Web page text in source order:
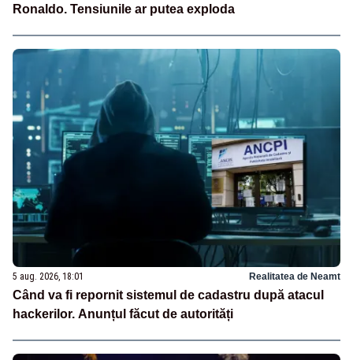
Ronaldo. Tensiunile ar putea exploda
5 aug. 2026, 18:01 Realitatea de Neamt
Când va fi repornit sistemul de cadastru după atacul
hackerilor. Anunțul făcut de autorități